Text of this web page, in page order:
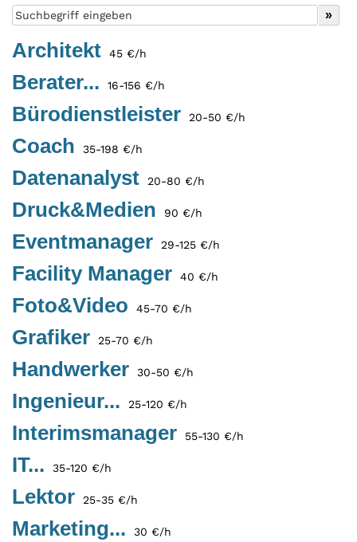
Architekt 45 €/h
Berater... 16-156 €/h
Bürodienstleister 20-50 €/h
Coach 35-198 €/h
Datenanalyst 20-80 €/h
Druck&Medien 90 €/h
Eventmanager 29-125 €/h
Facility Manager 40 €/h
Foto&Video 45-70 €/h
Grafiker 25-70 €/h
Handwerker 30-50 €/h
Ingenieur... 25-120 €/h
Interimsmanager 55-130 €/h
IT... 35-120 €/h
Lektor 25-35 €/h
Marketing... 30 €/h